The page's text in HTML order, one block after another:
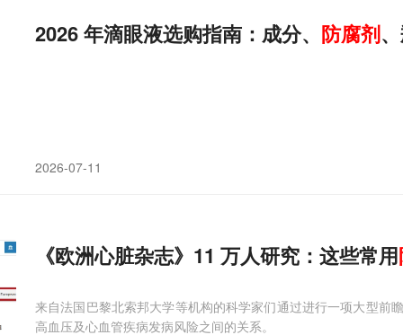
2026 年滴眼液选购指南：成分、 防腐剂
2026-07-11
《欧洲心脏杂志》11 万人研究：这些常用
来自法国巴黎北索邦大学等机构的科学家们通过进行一项大型前
高血压及心血管疾病发病风险之间的关系。